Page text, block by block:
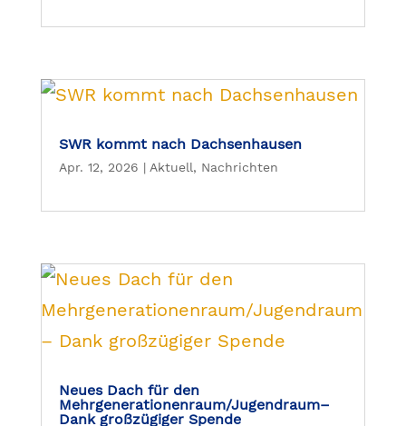
SWR kommt nach Dachsenhausen
Apr. 12, 2026 | Aktuell, Nachrichten
Neues Dach für den
Mehrgenerationenraum/Jugendraum–
Dank großzügiger Spende